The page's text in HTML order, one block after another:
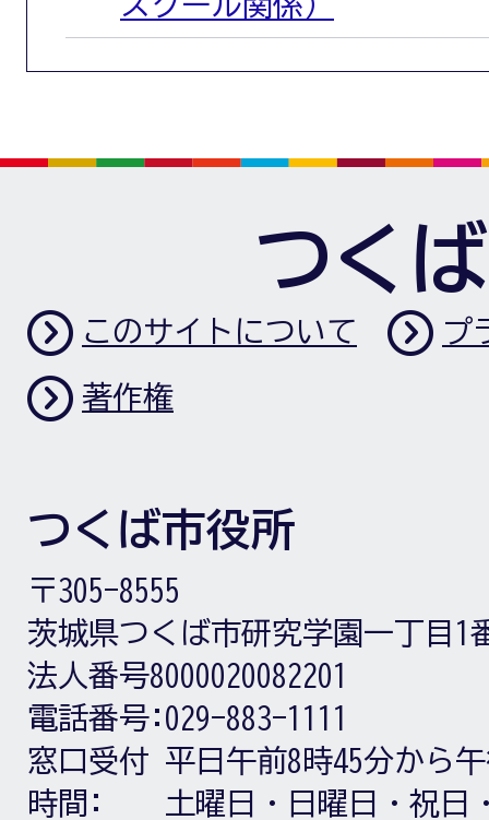
つく
このサイトについて プ
著作権
つくば市役所
〒305-8555
茨城県つくば市研究学園一丁目1
法人番号8000020082201
電話番号: 029-883-1111
窓口受付
時間:
平日午前8時45分から
土曜日・日曜日・祝日